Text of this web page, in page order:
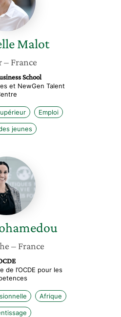
Malot
– France
School
et NewGen Talent
Emploi
jeunes
El
Iza
Mohamedou
– France
de l’OCDE pour les
Afrique